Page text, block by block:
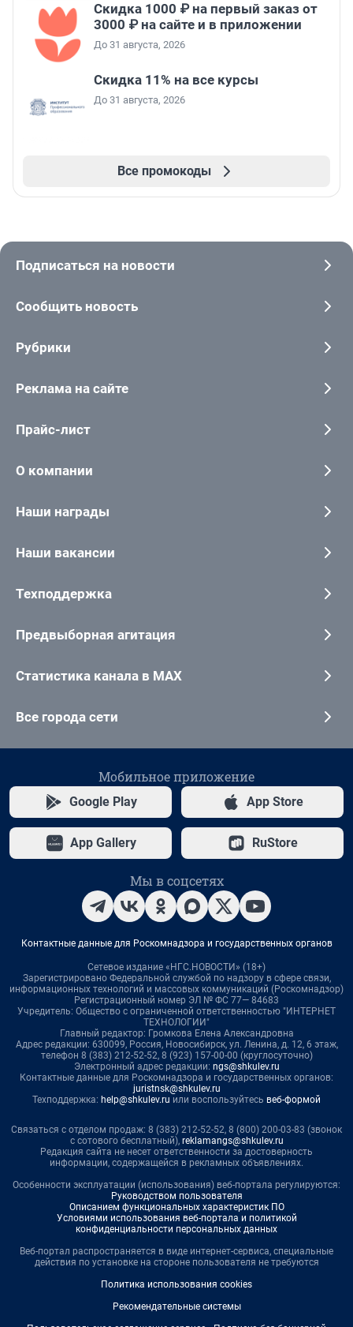
Скидка 1000 ₽ на первый заказ от
3000 ₽ на сайте и в приложении
До 31 августа, 2026
Скидка 11% на все курсы
До 31 августа, 2026
Все промокоды
Подписаться на новости
Сообщить новость
Рубрики
Реклама на сайте
Прайс-лист
О компании
Наши награды
Наши вакансии
Техподдержка
Предвыборная агитация
Статистика канала в MAX
Все города сети
Мобильное приложение
Google Play App Store
App Gallery RuStore
Мы в соцсетях
Контактные данные для Роскомнадзора и государственных органов
Сетевое издание «НГС.НОВОСТИ» (18+)
Зарегистрировано Федеральной службой по надзору в сфере связи,
информационных технологий и массовых коммуникаций (Роскомнадзор)
Регистрационный номер ЭЛ № ФС 77— 84683
Учредитель: Общество с ограниченной ответственностью "ИНТЕРНЕТ
ТЕХНОЛОГИИ"
Главный редактор: Громкова Елена Александровна
Адрес редакции: 630099, Россия, Новосибирск, ул. Ленина, д. 12, 6 этаж,
телефон 8 (383) 212-52-52, 8 (923) 157-00-00 (круглосуточно)
Электронный адрес редакции: ngs@shkulev.ru
Контактные данные для Роскомнадзора и государственных органов:
juristnsk@shkulev.ru
Техподдержка: help@shkulev.ru или воспользуйтесь веб-формой
Связаться с отделом продаж: 8 (383) 212-52-52, 8 (800) 200-03-83 (звонок
с сотового бесплатный), reklamangs@shkulev.ru
Редакция сайта не несет ответственности за достоверность
информации, содержащейся в рекламных объявлениях.
Особенности эксплуатации (использования) веб-портала регулируются:
Руководством пользователя
Описанием функциональных характеристик ПО
Условиями использования веб-портала и политикой
конфиденциальности персональных данных
Веб-портал распространяется в виде интернет-сервиса, специальные
действия по установке на стороне пользователя не требуются
Политика использования cookies
Рекомендательные системы